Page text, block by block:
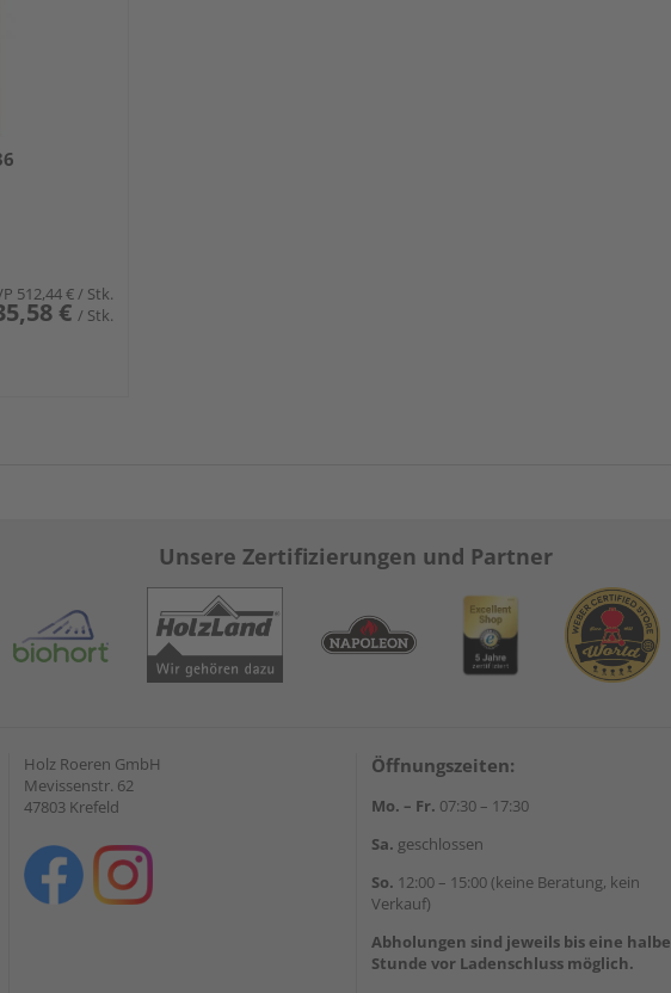
512,44 €/ Stk.
€ / Stk.
Unsere Zertifizierungen und Partner
Holz Roeren GmbH
Mevissenstr. 62
47803 Krefeld
Öffnungszeiten:
Mo. – Fr. 07:30 – 17:30
Sa. geschlossen
So. 12:00 – 15:00 (keine Beratung, kein
Verkauf)
Abholungen sind jeweils bis eine halbe
Stunde vor Ladenschluss möglich.